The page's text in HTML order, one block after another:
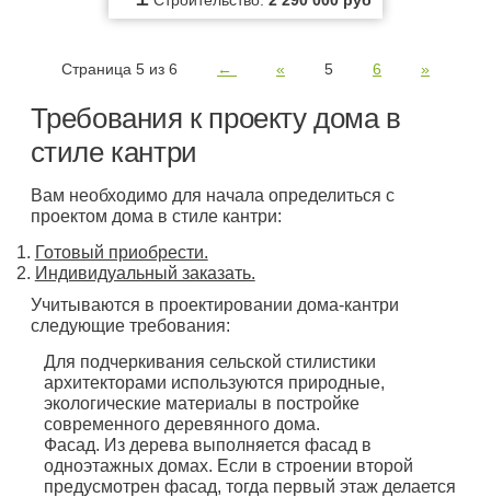
Страница 5 из 6 ← « 5 6 »
Требования к проекту дома в
стиле кантри
Вам необходимо для начала определиться с
проектом дома в стиле кантри:
Готовый приобрести.
Индивидуальный заказать.
Учитываются в проектировании дома-кантри
следующие требования:
Для подчеркивания сельской стилистики
архитекторами используются природные,
экологические материалы в постройке
современного деревянного дома.
Фасад. Из дерева выполняется фасад в
одноэтажных домах. Если в строении второй
предусмотрен фасад, тогда первый этаж делается